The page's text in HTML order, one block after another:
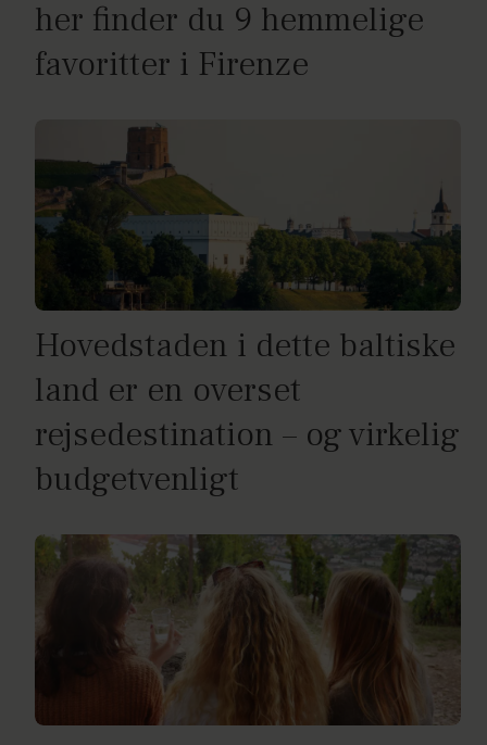
her finder du 9 hemmelige
favoritter i Firenze
Hovedstaden i dette baltiske
land er en overset
rejsedestination – og virkelig
budgetvenligt